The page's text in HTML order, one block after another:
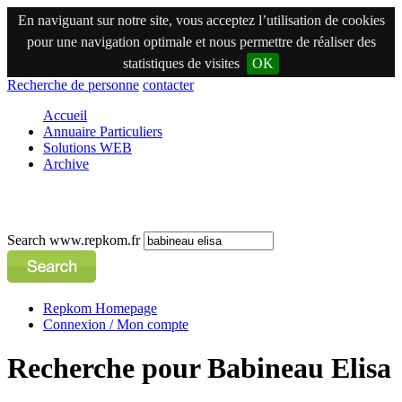
En naviguant sur notre site, vous acceptez l’utilisation de cookies
pour une navigation optimale et nous permettre de réaliser des
statistiques de visites
OK
Recherche de personne contacter
Accueil
Annuaire Particuliers
Solutions WEB
Archive
Search www.repkom.fr
Repkom Homepage
Connexion / Mon compte
Recherche pour Babineau Elisa